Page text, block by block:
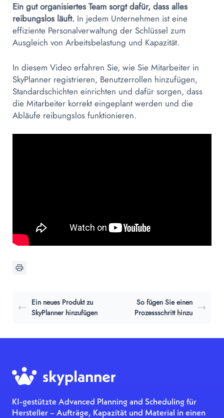
Ein gut organisiertes Team sorgt dafür, dass alles
reibungslos läuft. In jedem Unternehmen ist eine
effiziente Personalverwaltung der Schlüssel zum
Ausgleich von Arbeitsbelastung und Kapazität.
In diesem Video erfahren Sie, wie Sie Mitarbeiter in
SkyPlanner registrieren, Benutzerrollen hinzufügen,
Standardschichten einrichten und dafür sorgen, dass
die Mitarbeiter korrekt eingeplant werden und die
Abläufe reibungslos funktionieren.
Ein neues Produkt zu
SkyPlanner hinzufügen
So fügen Sie einen
Prozessschritt hinzu
KI-gestützte Advanced Planning and Scheduling für
Hersteller – Aufträge, Kapazität und Material in einen